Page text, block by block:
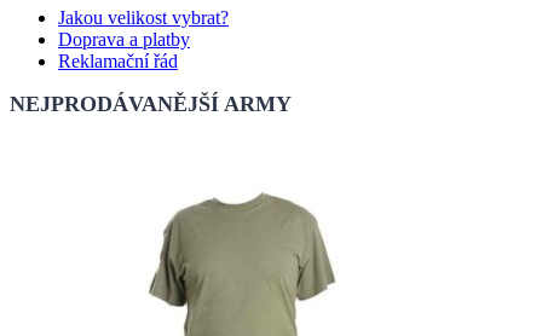
Jakou velikost vybrat?
Doprava a platby
Reklamační řád
NEJPRODÁVANĚJŠÍ ARMY